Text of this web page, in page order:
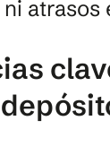
atrasos